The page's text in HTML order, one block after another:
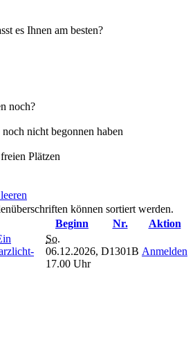
es Ihnen am besten?
noch?
nicht begonnen haben
Plätzen
können sortiert werden.
Beginn Nr.
Aktion
So.
06.12.2026,
17.00 Uhr
D1301B Anmelden